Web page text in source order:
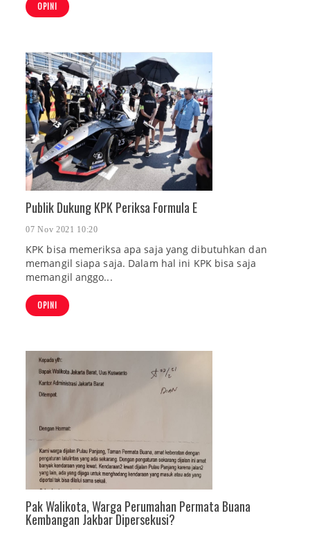
OPINI
Publik Dukung KPK Periksa Formula E
07 Nov 2021 10:20
KPK bisa memeriksa apa saja yang dibutuhkan dan
memangil siapa saja. Dalam hal ini KPK bisa saja
memangil anggo...
OPINI
Pak Walikota, Warga Perumahan Permata Buana
Kembangan Jakbar Dipersekusi?